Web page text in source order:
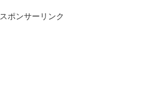
スポンサーリンク